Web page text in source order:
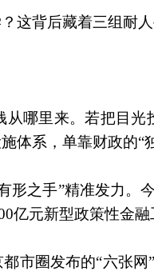
这背后藏着三组耐人
哪里来。若把目
体系，单靠财政的“
形之手”精准发力。
亿元新型政策性金融
市圈发布的“六张